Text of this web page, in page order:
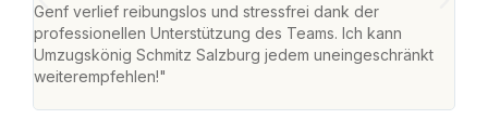
Genf verlief reibungslos und stressfrei dank der
professionellen Unterstützung des Teams. Ich kann
Umzugskönig Schmitz Salzburg jedem uneingeschränkt
weiterempfehlen!"